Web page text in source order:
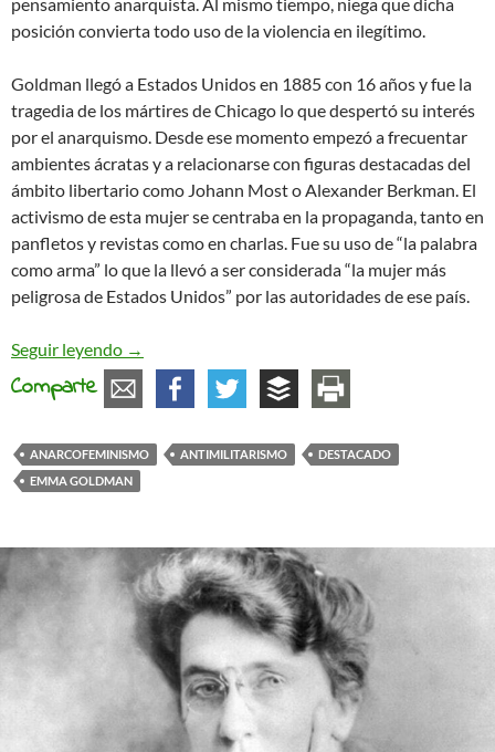
posición convierta todo uso de la violencia en ilegítimo.
Goldman llegó a Estados Unidos en 1885 con 16 años y fue la
tragedia de los mártires de Chicago lo que despertó su interés
por el anarquismo. Desde ese momento empezó a frecuentar
ambientes ácratas y a relacionarse con figuras destacadas del
ámbito libertario como Johann Most o Alexander Berkman. El
activismo de esta mujer se centraba en la propaganda, tanto en
panfletos y revistas como en charlas. Fue su uso de “la palabra
como arma” lo que la llevó a ser considerada “la mujer más
peligrosa de Estados Unidos” por las autoridades de ese país.
Seguir leyendo Emma Goldman: antimilitarismo y revolución
→
Comparte
ANARCOFEMINISMO ANTIMILITARISMO
DESTACADO
EMMA GOLDMAN